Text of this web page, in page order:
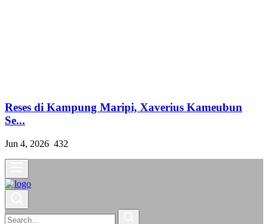
Reses di Kampung Maripi, Xaverius Kameubun
Se...
Jun 4, 2026 432